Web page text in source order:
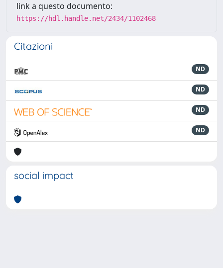
link a questo documento:
https://hdl.handle.net/2434/1102468
Citazioni
ND
ND
ND
ND
social impact